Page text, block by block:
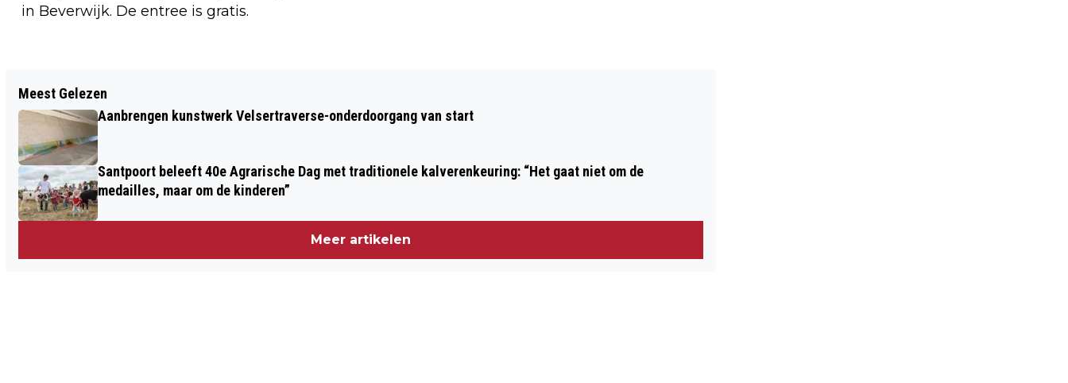
in Beverwijk. De entree is gratis.
FIETSERSTUNNEL SCHUIFT OP
PINKSTERZONDAG ONDER
VELSERTRAVERSE: “INDRUKWEKKENDE
OPERATIE”
VAN START IN WIJK AAN ZEE
Meest Gelezen
Aanbrengen kunstwerk Velsertraverse-onderdoorgang van start
Santpoort beleeft 40e Agrarische Dag met traditionele kalverenkeuring: “Het gaat niet om de
medailles, maar om de kinderen”
Meer artikelen